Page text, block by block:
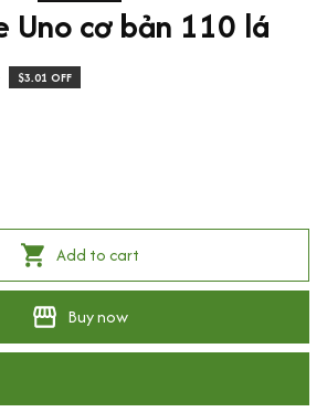
Uno cơ bản 110 lá
$3.01 OFF
Add to cart
Buy now